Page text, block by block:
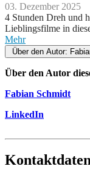
03. Dezember 2025
4 Stunden Dreh und
Lieblingsfilme in
Mehr
Über den Autor:
Über den Autor
Fabian Schmidt
LinkedIn
Kontaktdaten